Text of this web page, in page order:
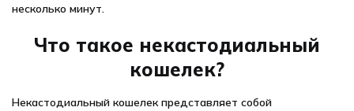
несколько минут.
Что такое некастодиальный
кошелек?
Некастодиальный кошелек представляет собой